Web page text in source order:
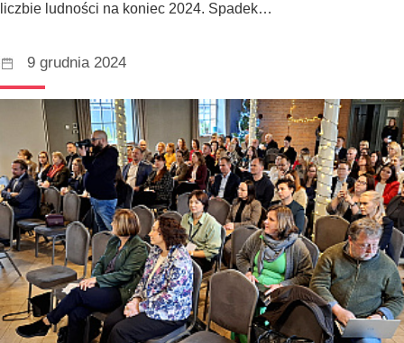
liczbie ludności na koniec 2024. Spadek…
9 grudnia 2024